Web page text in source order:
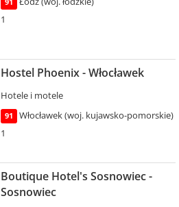
91
1
Hostel Phoenix - Włocławek
Hotele i motele
91
Włocławek (woj. kujawsko-pomorskie)
1
Boutique Hotel's Sosnowiec -
Sosnowiec